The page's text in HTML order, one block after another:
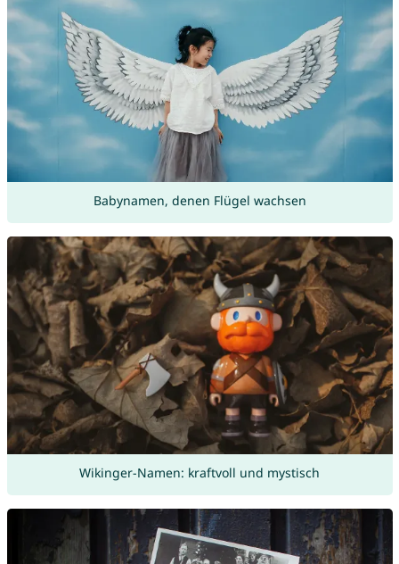
Babynamen, denen Flügel wachsen
Wikinger-Namen: kraftvoll und mystisch